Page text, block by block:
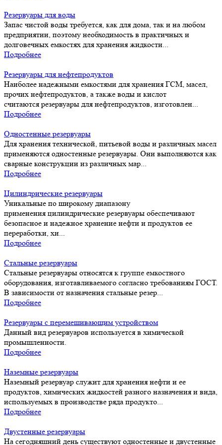
Резервуары для воды
Запас чистой воды требуется, как для дома, так и на любом
предприятии, поэтому необходимость в практичных и
долговечных емкостях для хранения жидкости...
Подробнее
Резервуары для нефтепродуктов
Наиболее надежными емкостями для хранения ГСМ, масел,
прочих нефтепродуктов, а также воды и кислот
считаются резервуары для нефтепродуктов, изготовлен...
Подробнее
Одностенные резервуары
Для хранения технической, питьевой воды и различных масел
применяются одностенные резервуары. Они выполняются как
сварные конструкции из различных мар...
Подробнее
Цилиндрические резервуары
Уникальные по широкому диапазону
применения цилиндрические резервуары обеспечивают
безопасное и надежное хранение нефти и продуктов ее
переработки, хи...
Подробнее
Стальные резервуары
Стальные резервуары относятся к группе емкостного
оборудования, изготавливаемого согласно требованиям ГОСТ.
В зависимости от назначения стальные резер...
Подробнее
Резервуары с перемешивающим устройством
Данный вид резервуаров используется в химической
промышленности.
Подробнее
Наземные резервуары
Наземный резервуар служит для хранения нефти и ее
продуктов, химических жидкостей разного назначения и вида,
используемых в производстве ряда продукто...
Подробнее
Двустенные резервуары
На сегодняшний день существуют одностенные и двустенные